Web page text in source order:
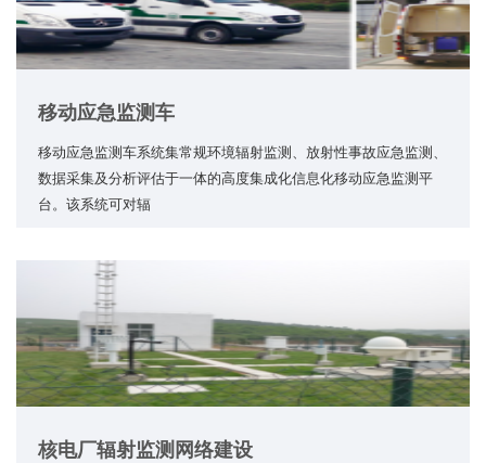
移动应急监测车
移动应急监测车系统集常规环境辐射监测、放射性事故应急监测、
数据采集及分析评估于一体的高度集成化信息化移动应急监测平
台。该系统可对辐
核电厂辐射监测网络建设